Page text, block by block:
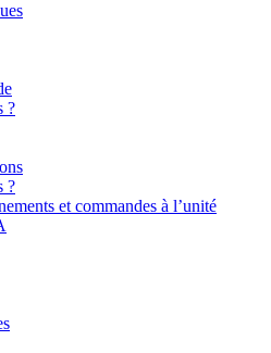
?
?
et commandes à l’unité